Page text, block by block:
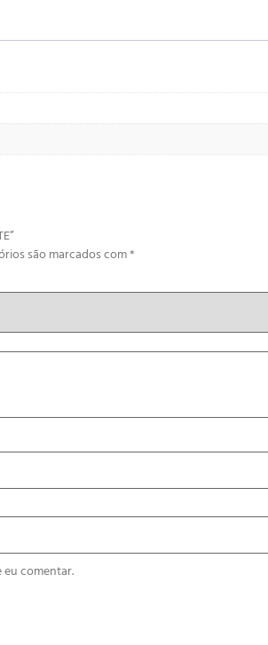
são marcados com*
eu comentar.